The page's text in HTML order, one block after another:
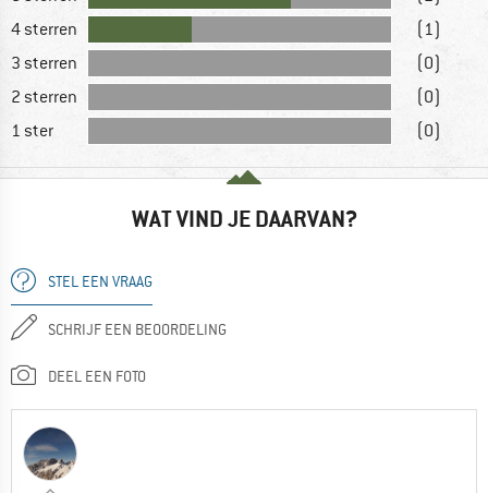
4 sterren
(1)
3 sterren
(0)
2 sterren
(0)
1 ster
(0)
WAT VIND JE DAARVAN?
STEL EEN VRAAG
SCHRIJF EEN BEOORDELING
DEEL EEN FOTO